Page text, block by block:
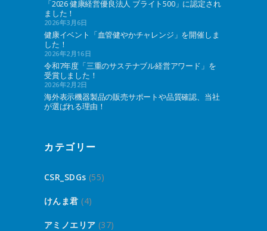
「2026 健康経営優良法人 ブライト500」に認定され
ました！
2026年3月6日
健康イベント「血管健やかチャレンジ」を開催しま
した！
2026年2月16日
令和7年度「三重のサステナブル経営アワード」を
受賞しました！
2026年2月2日
海外表示機器製品の販売サポートや品質確認、当社
が選ばれる理由！
カテゴリー
CSR_SDGs (55)
けんま君 (4)
アミノエリア (37)